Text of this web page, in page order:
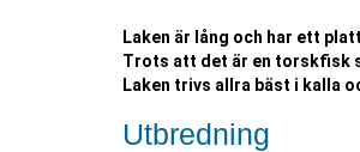
Laken är lång och har ett
Trots att det är en torskfisk
Laken trivs allra bäst i kalla
Utbredning